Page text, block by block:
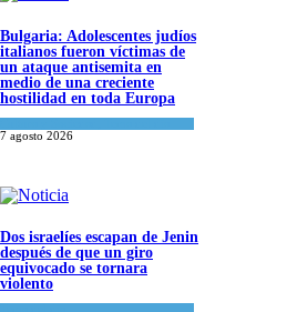
Bulgaria: Adolescentes judíos
italianos fueron víctimas de
un ataque antisemita en
medio de una creciente
hostilidad en toda Europa
7 agosto 2026
Dos israelíes escapan de Jenin
después de que un giro
equivocado se tornara
violento